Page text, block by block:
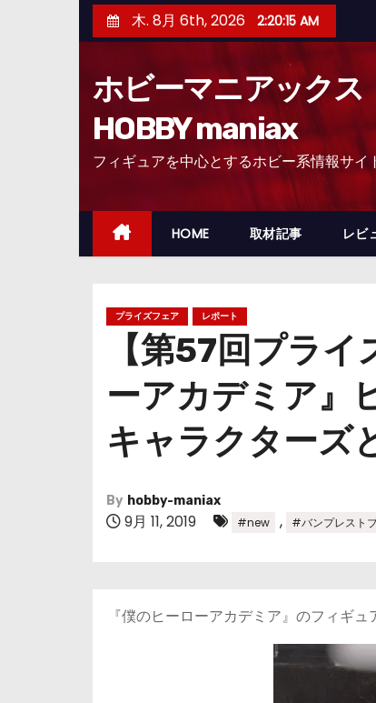
ン
ッ
木. 8月 6th, 2026 2:20:17 AM
ホビーマニアックス
HOBBY maniax
フィギュアを中心とするホビー系情報サイ
HOME 取材記事 レビ
プライズフェア レポート
【第57回プラ
ーアカデミア』
キャラクターズ
By hobby-maniax
9月 11, 2019 #new , #バンプレスト
『僕のヒーローアカデミア』のフィギュ